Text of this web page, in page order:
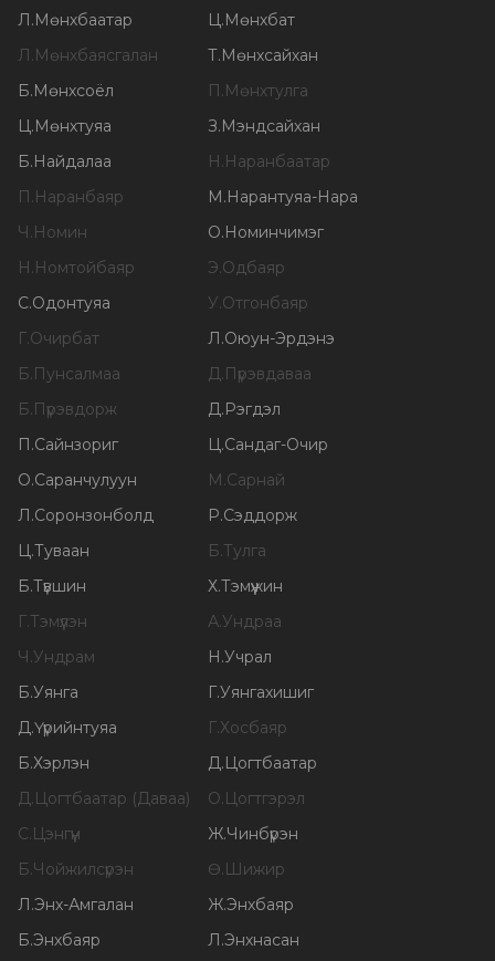
Л.Мөнхбаатар Ц.Мөнхбат
Л.Мөнхбаясгалан Т.Мөнхсайхан
Б.Мөнхсоёл П.Мөнхтулга
Ц.Мөнхтуяа З.Мэндсайхан
Б.Найдалаа Н.Наранбаатар
П.Наранбаяр М.Нарантуяа-Нара
Ч.Номин О.Номинчимэг
Н.Номтойбаяр Э.Одбаяр
С.Одонтуяа У.Отгонбаяр
Г.Очирбат Л.Оюун-Эрдэнэ
Б.Пунсалмаа Д.Пүрэвдаваа
Б.Пүрэвдорж Д.Рэгдэл
П.Сайнзориг Ц.Сандаг-Очир
О.Саранчулуун М.Сарнай
Л.Соронзонболд Р.Сэддорж
Ц.Туваан Б.Тулга
Б.Түвшин Х.Тэмүүжин
Г.Тэмүүлэн А.Ундраа
Ч.Ундрам Н.Учрал
Б.Уянга Г.Уянгахишиг
Д.Үүрийнтуяа Г.Хосбаяр
Б.Хэрлэн Д.Цогтбаатар
Д.Цогтбаатар (Даваа) О.Цогтгэрэл
С.Цэнгүүн Ж.Чинбүрэн
Б.Чойжилсүрэн Ө.Шижир
Л.Энх-Амгалан Ж.Энхбаяр
Б.Энхбаяр Л.Энхнасан